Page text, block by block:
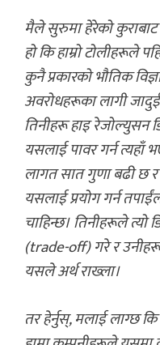
मैले सुरुमा हेरेको
हो कि हाम्रो टोलीहरूले
कुनै प्रकारको भौतिक
अवरोधहरूका लागी
तिनीहरू हाइ रेजोल्युसन
यसलाई पावर गर्न त्यहाँ
लागत सात गुणा बढी छ
यसलाई प्रयोग गर्न
चाहिन्छ। तिनीहरूले त्यो
(trade-off) गरे र
यसले अर्थ राख्ला।
तर हेर्नुस्, मलाई लाग्छ